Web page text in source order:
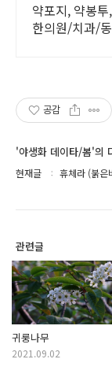
약포지, 약봉
한의원/치과/
공감
'야생화 데이타/봄'의
현재글 휴체라 (붉은
관련글
귀룽나무
2021.09.02